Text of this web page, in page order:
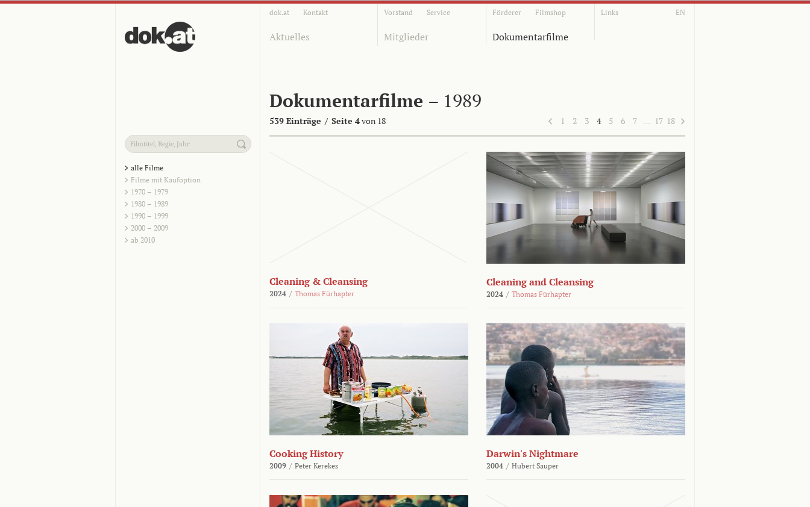
dok.at Kontakt Vorstand Service Förderer Filmshop Links EN
Aktuelles Mitglieder Dokumentarfilme
Dokumentarfilme – 1989
539 Einträge / Seite 4von 18 1 2 3 4 5 6 7 … 17 18
alle Filme
Filme mit Kaufoption
1970 – 1979
1980 – 1989
1990 – 1999
2000 – 2009
ab 2010
Cleaning & Cleansing
2024 / Thomas Fürhapter
Cleaning and Cleansing
2024 / Thomas Fürhapter
Cooking History
2009 / Peter Kerekes
Darwin's Nightmare
2004 / Hubert Sauper